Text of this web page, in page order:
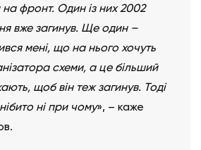
на фронт. Один із них 2002
вже загинув. Ще один –
мені, що на нього хочуть
схеми, а це більший
щоб він теж загинув. Тоді
ні при чому», – каже